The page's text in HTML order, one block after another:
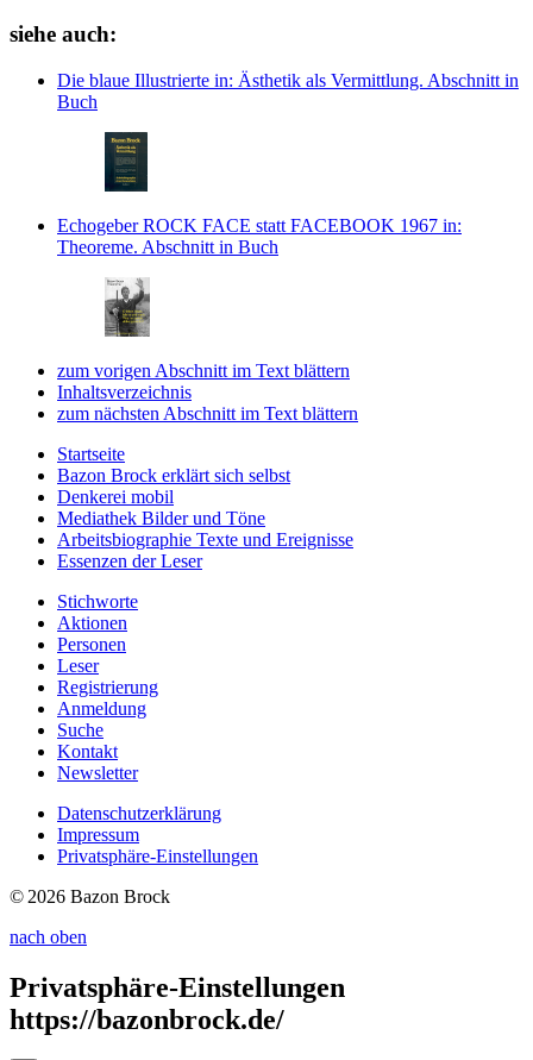
siehe auch:
Die blaue Illustrierte in: Ästhetik als Vermittlung. Abschnitt in
Buch
Echogeber ROCK FACE statt FACEBOOK 1967 in:
Theoreme. Abschnitt in Buch
zum vorigen Abschnitt im Text blättern
Inhaltsverzeichnis
zum nächsten Abschnitt im Text blättern
Startseite
Bazon Brock erklärt sich selbst
Denkerei mobil
Mediathek Bilder und Töne
Arbeitsbiographie Texte und Ereignisse
Essenzen der Leser
Stichworte
Aktionen
Personen
Leser
Registrierung
Anmeldung
Suche
Kontakt
Newsletter
Datenschutzerklärung
Impressum
Privatsphäre-Einstellungen
© 2026 Bazon Brock
nach oben
Privatsphäre-Einstellungen
https://bazonbrock.de/